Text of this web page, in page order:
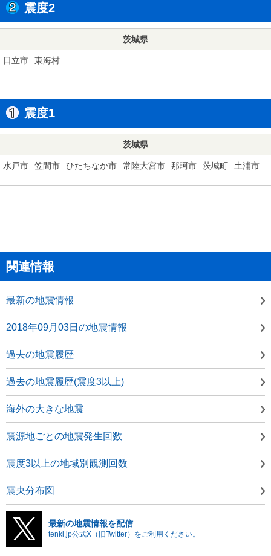
震度2
茨城県
日立市 東海村
震度1
茨城県
水戸市 笠間市 ひたちなか市 常陸大宮市 那珂市 茨城町 土浦市
関連情報
最新の地震情報
2018年09月03日の地震情報
過去の地震履歴
過去の地震履歴(震度3以上)
海外の大きな地震
震源地ごとの地震発生回数
震度3以上の地域別観測回数
震央分布図
最新の地震情報を配信
tenki.jp公式X（旧Twitter）をご利用ください。